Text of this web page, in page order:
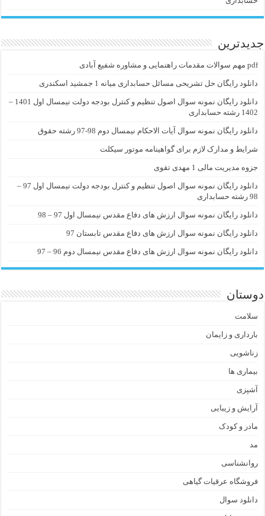
جدیدترین
pdf مهم سوالات مقدمات راهنمایی و مشاوره شفیع آبادی
دانلود رایگان حل تشریحی مسائل حسابداری میانه 1 جمشید اسکندری
دانلود رایگان نمونه سوال اصول تنظیم و کنترل بودجه دولت نیمسال اول 1401 –
1402 رشته حسابداری
دانلود رایگان نمونه سوال آیات الاحکام نیمسال دوم 98-97 رشته حقوق
شرایط و مدارک لازم برای گواهینامه موتور سیکلت
جزوه مدیریت مالی 1 مهدی تقوی
دانلود رایگان نمونه سوال اصول تنظیم و کنترل بودجه دولت نیمسال اول 97 –
98 رشته حسابداری
دانلود رایگان نمونه سوال ارزش های دفاع مقدس نیمسال اول 97 – 98
دانلود رایگان نمونه سوال ارزش های دفاع مقدس تابستان 97
دانلود رایگان نمونه سوال ارزش های دفاع مقدس نیمسال دوم 96 – 97
دوستان
سلامت
بارداری و زایمان
زناشویی
بیماری ها
آشپزی
آرایش و زیبایی
مادر و کودک
مد
روانشناسی
فروشگاه عرقیات گیاهی
دانلود سوال